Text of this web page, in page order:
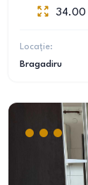
34.00
Locație:
Bragadiru